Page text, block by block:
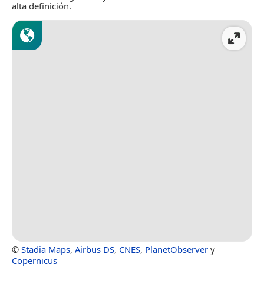
alta definición.
© Stadia Maps, Airbus DS, CNES, PlanetObserver y
Copernicus